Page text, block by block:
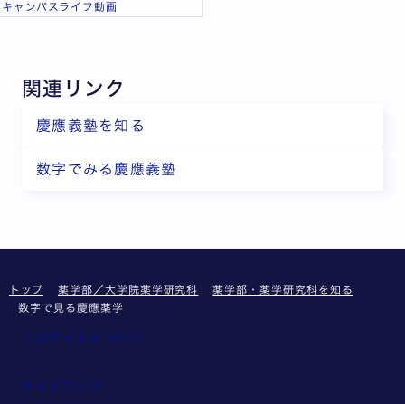
キャンパスライフ動画
関連リンク
慶應義塾を知る
数字でみる慶應義塾
トップ 薬学部／大学院薬学研究科
薬学部・薬学研究科を知る
数字で見る慶應薬学
このサイトについて
サイトマップ